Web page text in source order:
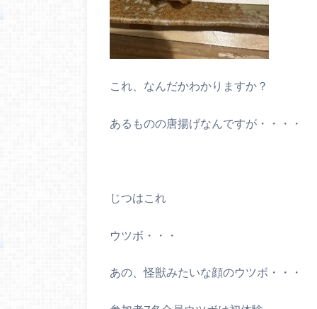
これ、なんだかわかりますか？
あるものの唐揚げなんですが・・・・
じつはこれ
ウツボ・・・
あの、怪獣みたいな顔のウツボ・・・